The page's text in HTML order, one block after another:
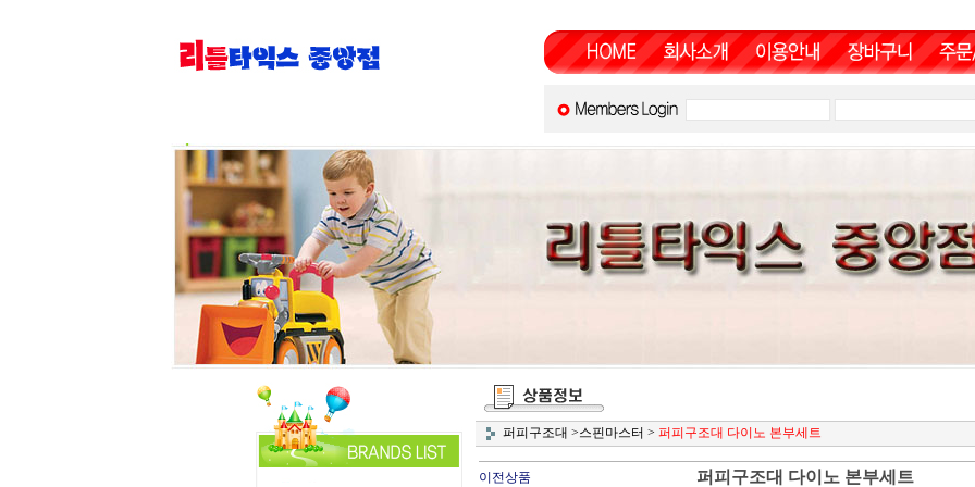
퍼피구조대 >스핀마스터 > 퍼피구조대 다이노 본부세트
이전상품 퍼피구조대 다이노 본부세트